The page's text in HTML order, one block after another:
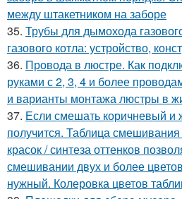
между штакетником на заборе
35. Трубы для дымохода
газового котла: устройство,
36. Провода в люстре. Как
руками с 2, 3, 4 и более
и варианты монтажа люстры в
37. Если смешать коричневый и
получится. Таблица
красок / синтеза оттенков
смешивании двух и более
нужный. Колеровка цветов